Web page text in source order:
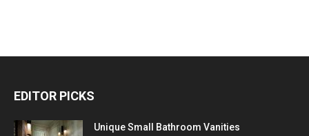
EDITOR PICKS
Unique Small Bathroom Vanities